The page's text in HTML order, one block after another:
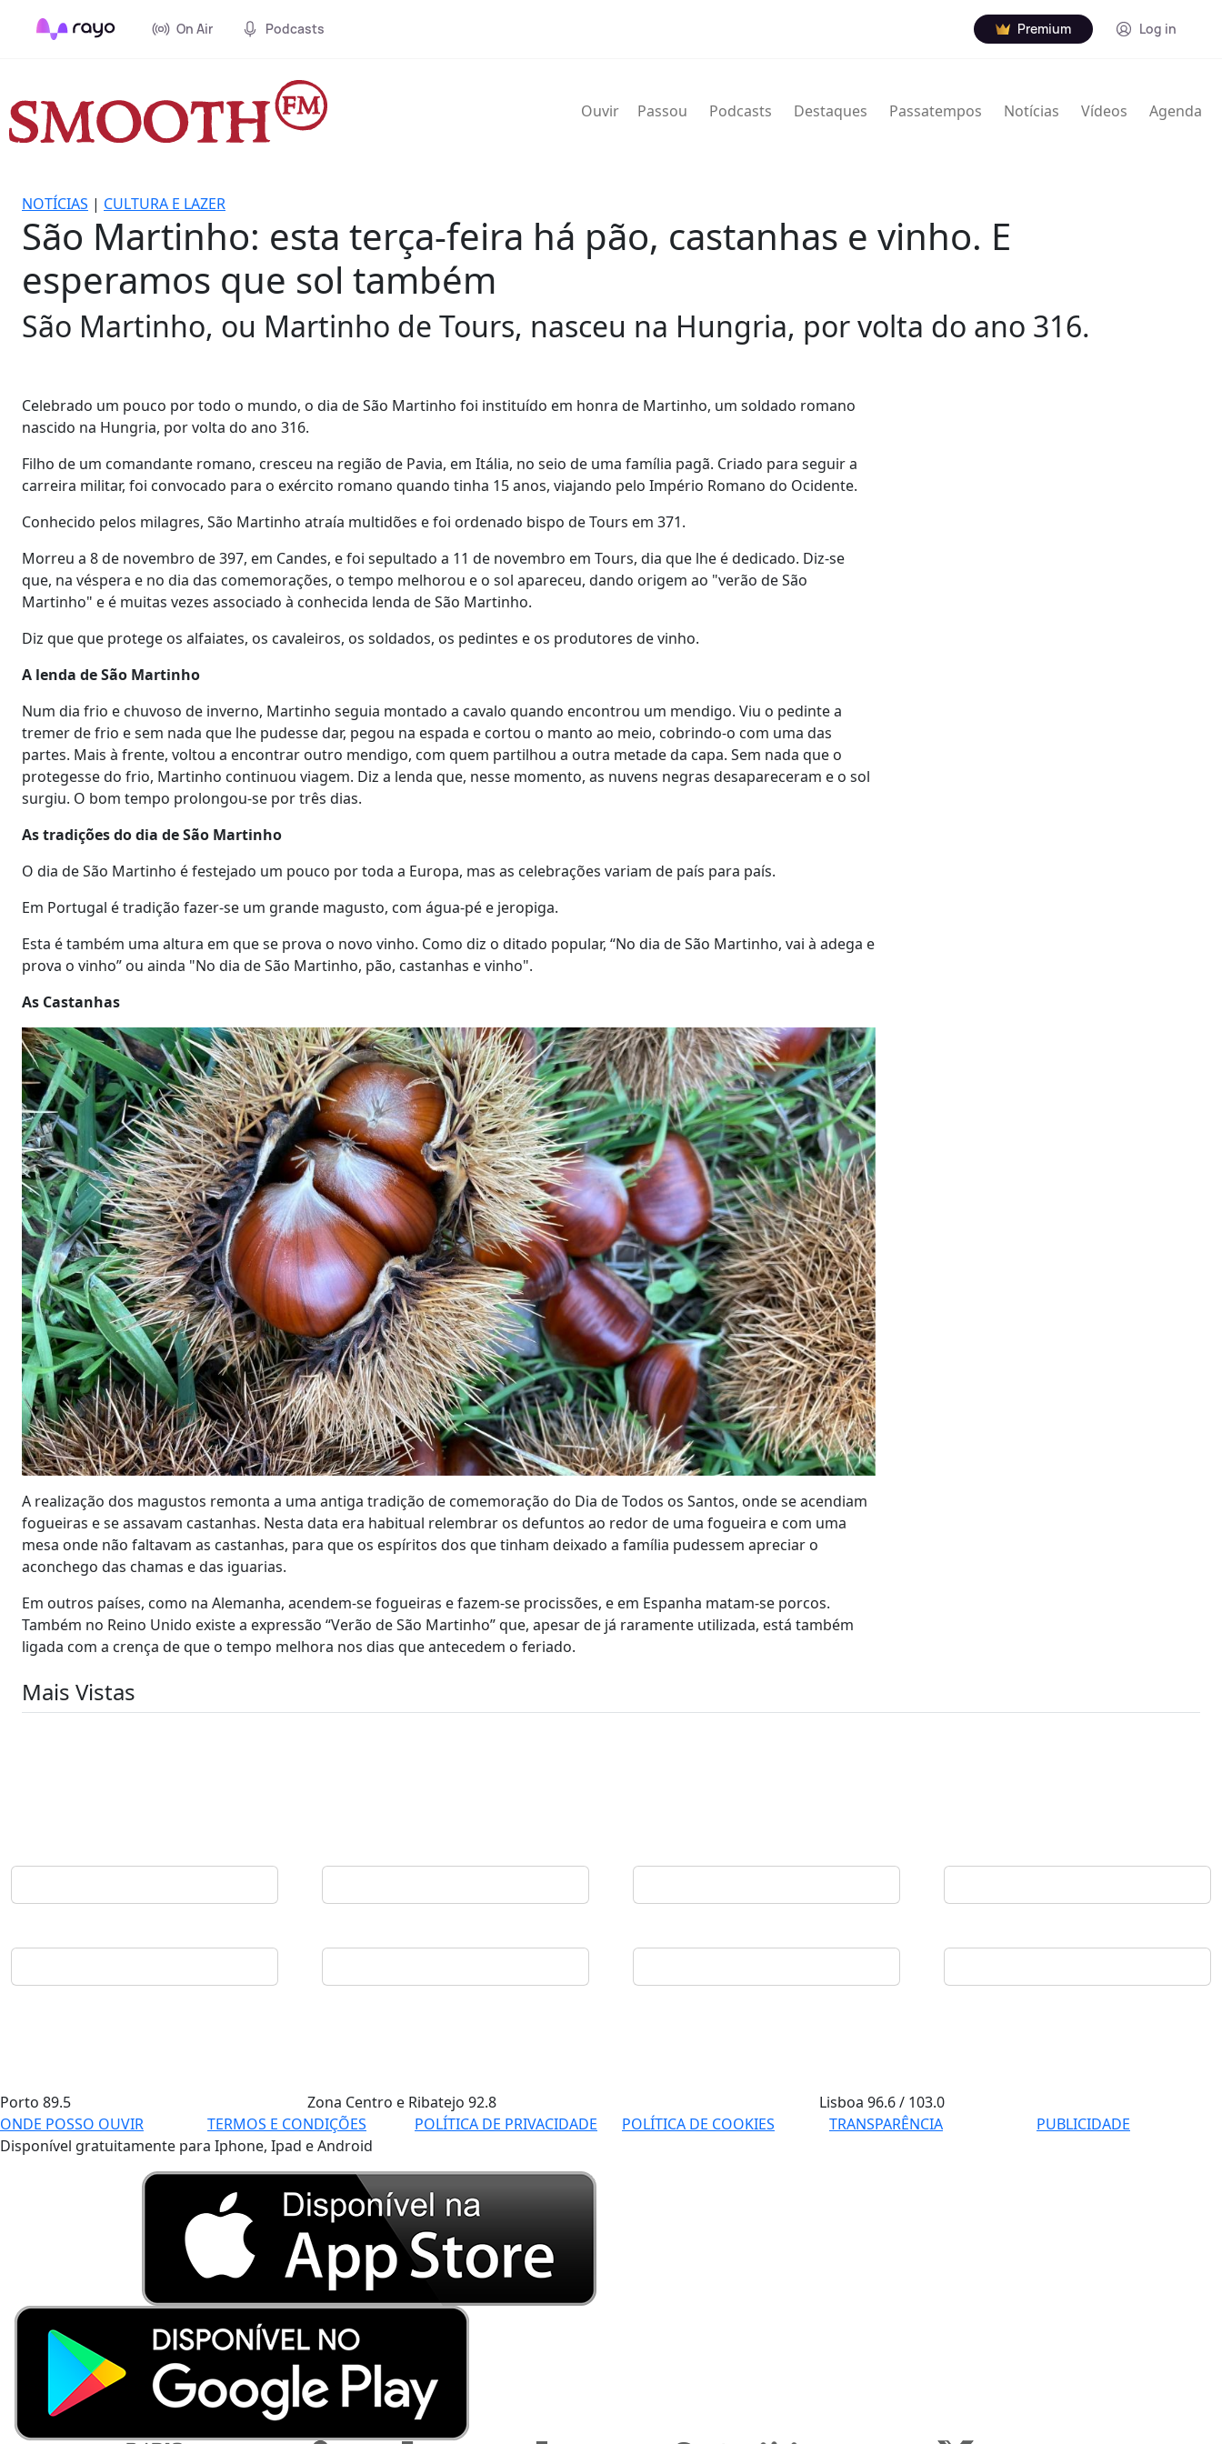
On Air Podcasts Premium Log in
Ouvir Passou Podcasts Destaques Passatempos Notícias Vídeos Agenda
NOTÍCIAS | CULTURA E LAZER
São Martinho: esta terça-feira há pão, castanhas e vinho. E
esperamos que sol também
São Martinho, ou Martinho de Tours, nasceu na Hungria, por volta do ano 316.
Celebrado um pouco por todo o mundo, o dia de São Martinho foi instituído em honra de Martinho, um soldado romano
nascido na Hungria, por volta do ano 316.
Filho de um comandante romano, cresceu na região de Pavia, em Itália, no seio de uma família pagã. Criado para seguir a
carreira militar, foi convocado para o exército romano quando tinha 15 anos, viajando pelo Império Romano do Ocidente.
Conhecido pelos milagres, São Martinho atraía multidões e foi ordenado bispo de Tours em 371.
Morreu a 8 de novembro de 397, em Candes, e foi sepultado a 11 de novembro em Tours, dia que lhe é dedicado. Diz-se
que, na véspera e no dia das comemorações, o tempo melhorou e o sol apareceu, dando origem ao "verão de São
Martinho" e é muitas vezes associado à conhecida lenda de São Martinho.
Diz que que protege os alfaiates, os cavaleiros, os soldados, os pedintes e os produtores de vinho.
A lenda de São Martinho
Num dia frio e chuvoso de inverno, Martinho seguia montado a cavalo quando encontrou um mendigo. Viu o pedinte a
tremer de frio e sem nada que lhe pudesse dar, pegou na espada e cortou o manto ao meio, cobrindo-o com uma das
partes. Mais à frente, voltou a encontrar outro mendigo, com quem partilhou a outra metade da capa. Sem nada que o
protegesse do frio, Martinho continuou viagem. Diz a lenda que, nesse momento, as nuvens negras desapareceram e o sol
surgiu. O bom tempo prolongou-se por três dias.
As tradições do dia de São Martinho
O dia de São Martinho é festejado um pouco por toda a Europa, mas as celebrações variam de país para país.
Em Portugal é tradição fazer-se um grande magusto, com água-pé e jeropiga.
Esta é também uma altura em que se prova o novo vinho. Como diz o ditado popular, “No dia de São Martinho, vai à adega e
prova o vinho” ou ainda "No dia de São Martinho, pão, castanhas e vinho".
As Castanhas
A realização dos magustos remonta a uma antiga tradição de comemoração do Dia de Todos os Santos, onde se acendiam
fogueiras e se assavam castanhas. Nesta data era habitual relembrar os defuntos ao redor de uma fogueira e com uma
mesa onde não faltavam as castanhas, para que os espíritos dos que tinham deixado a família pudessem apreciar o
aconchego das chamas e das iguarias.
Em outros países, como na Alemanha, acendem-se fogueiras e fazem-se procissões, e em Espanha matam-se porcos.
Também no Reino Unido existe a expressão “Verão de São Martinho” que, apesar de já raramente utilizada, está também
ligada com a crença de que o tempo melhora nos dias que antecedem o feriado.
Mais Vistas
Porto 89.5 Zona Centro e Ribatejo 92.8 Lisboa96.6 / 103.0
ONDE POSSO OUVIR
TERMOS E CONDIÇÕES POLÍTICA DE PRIVACIDADE POLÍTICA DE COOKIES TRANSPARÊNCIA
PUBLICIDADE
Disponível gratuitamente para Iphone, Ipad e Android